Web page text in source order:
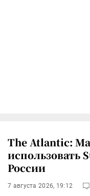
The Atlantic:
использовать
России
7 августа 2026, 19:12